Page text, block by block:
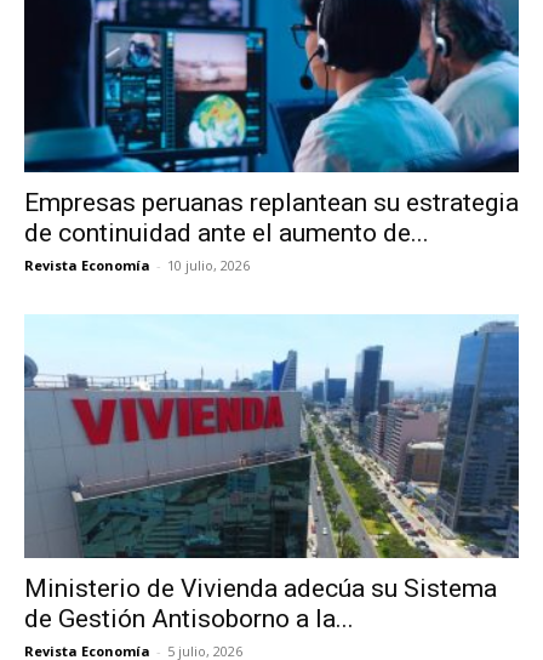
Empresas peruanas replantean su estrategia
de continuidad ante el aumento de...
Revista Economía - 10 julio, 2026
Ministerio de Vivienda adecúa su Sistema
de Gestión Antisoborno a la...
Revista Economía - 5 julio, 2026